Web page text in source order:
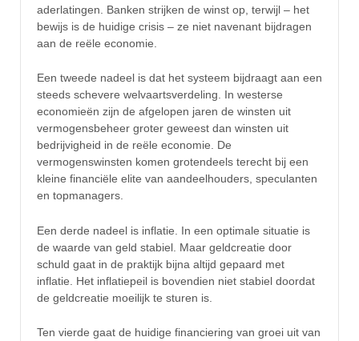
aderlatingen. Banken strijken de winst op, terwijl – het
bewijs is de huidige crisis – ze niet navenant bijdragen
aan de reële economie.
Een tweede nadeel is dat het systeem bijdraagt aan een
steeds schevere welvaartsverdeling. In westerse
economieën zijn de afgelopen jaren de winsten uit
vermogensbeheer groter geweest dan winsten uit
bedrijvigheid in de reële economie. De
vermogenswinsten komen grotendeels terecht bij een
kleine financiële elite van aandeelhouders, speculanten
en topmanagers.
Een derde nadeel is inflatie. In een optimale situatie is
de waarde van geld stabiel. Maar geldcreatie door
schuld gaat in de praktijk bijna altijd gepaard met
inflatie. Het inflatiepeil is bovendien niet stabiel doordat
de geldcreatie moeilijk te sturen is.
Ten vierde gaat de huidige financiering van groei uit van